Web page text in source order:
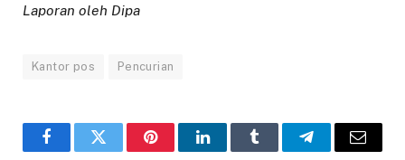
Laporan oleh Dipa
Kantor pos Pencurian
FacebookTwitter PinterestLinkedInTumblr TelegramEmail